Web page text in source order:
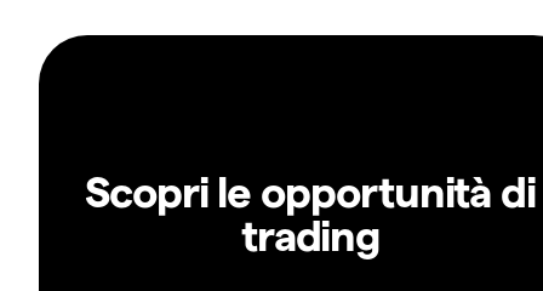
Scopri le opportunità di
trading